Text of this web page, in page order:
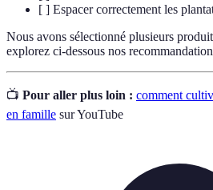
[ ] Espacer correctement les
Nous avons sélectionné plusieurs
explorez ci-dessous nos
📺 Pour aller plus loin : comment
en famille sur YouTube